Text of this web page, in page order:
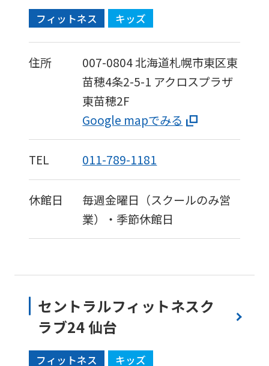
フィットネス キッズ
住所 007-0804北海道札幌市東区東
苗穂4条2-5-1 アクロスプラザ
東苗穂2F
Google mapでみる
TEL 011-789-1181
休館日
毎週金曜日（スクールのみ営
業）・季節休館日
セントラルフィットネスク
ラブ24 仙台
フィットネス キッズ